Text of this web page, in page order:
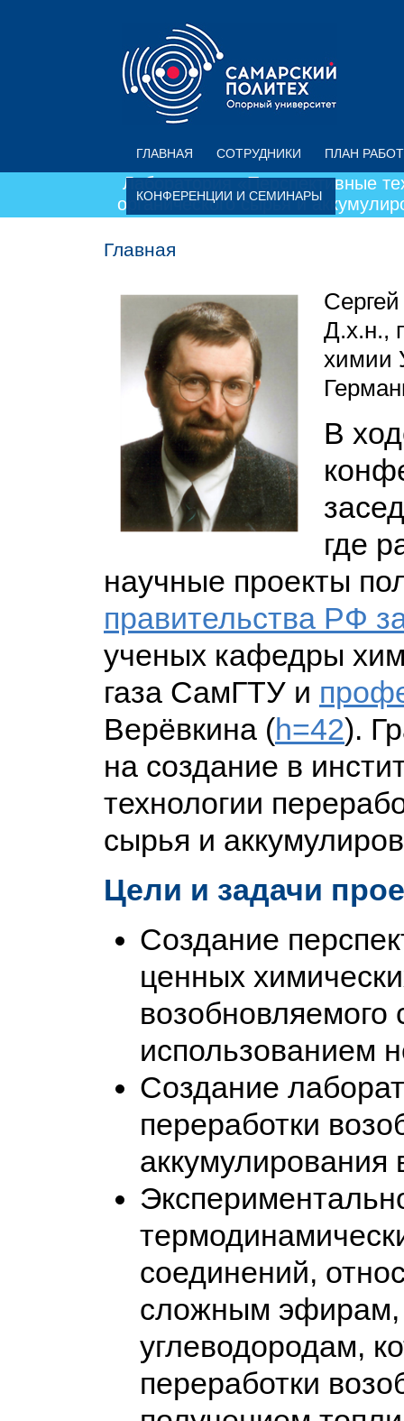
ГЛАВНАЯ СОТРУДНИКИ ПЛАН РАБОТ
КОНФЕРЕНЦИИ И СЕМИНАРЫ
Лаборатория «Перспективные
органического сырья и
Главная
Д.х.н.,
химии
В
где
научные проекты
правительства РФ
ученых кафедры
газа СамГТУ и
Верёвкина (h=42).
на создание в
технологии
сырья и
Цели и задачи
Создание
ценных
возобновляемого
использованием
Создание
переработки
аккумулирования
соединений,
сложным эфирам,
углеводородам,
переработки